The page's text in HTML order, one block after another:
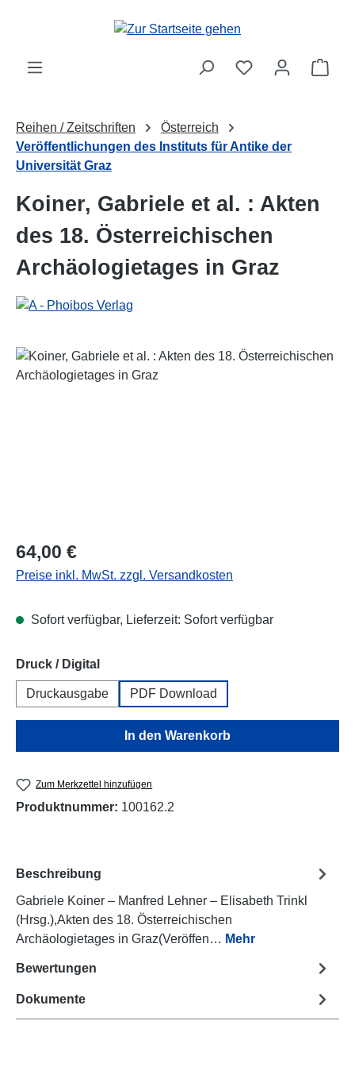
Zum Hauptinhalt springen
Reihen / Zeitschriften
Österreich
Veröffentlichungen des Instituts für Antike der
Universität Graz
Koiner, Gabriele et al. : Akten
des 18. Österreichischen
Archäologietages in Graz
Bildergalerie überspringen
Regulärer Preis:
64,00 €
Preise inkl. MwSt. zzgl. Versandkosten
Sofort verfügbar, Lieferzeit: Sofort verfügbar
Druck / Digitalauswählen
Druckausgabe PDF Download
In den Warenkorb
Zum Merkzettel hinzufügen
Produktnummer: 100162.2
Beschreibung
Gabriele Koiner – Manfred Lehner – Elisabeth Trinkl
(Hrsg.),Akten des 18. Österreichischen
Archäologietages in Graz(Veröffen… Mehr
Bewertungen
Dokumente